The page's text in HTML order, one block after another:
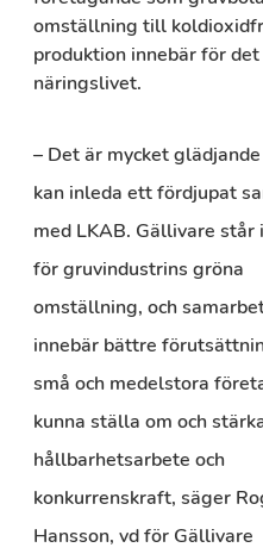
omställning till
produktion innebär för
näringslivet.
– Det är mycket
kan inleda ett fördjupat
med LKAB. Gällivare står
för gruvindustrins gröna
omställning, och
innebär bättre
små och medelstora
kunna ställa om och
hållbarhetsarbete och
konkurrenskraft, säger
Hansson, vd för Gällivare